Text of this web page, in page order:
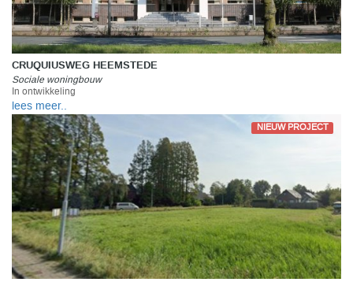
CRUQUIUSWEG HEEMSTEDE
Sociale woningbouw
In ontwikkeling
lees meer..
NIEUW PROJECT